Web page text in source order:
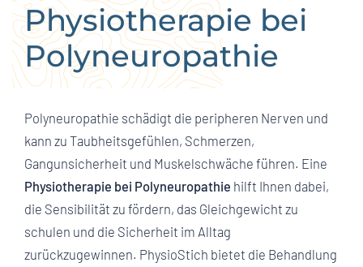
Physiotherapie bei
Polyneuropathie
Polyneuropathie schädigt die peripheren Nerven und
kann zu Taubheitsgefühlen, Schmerzen,
Gangunsicherheit und Muskelschwäche führen. Eine
Physiotherapie bei Polyneuropathie hilft Ihnen dabei,
die Sensibilität zu fördern, das Gleichgewicht zu
schulen und die Sicherheit im Alltag
zurückzugewinnen. PhysioStich bietet die Behandlung